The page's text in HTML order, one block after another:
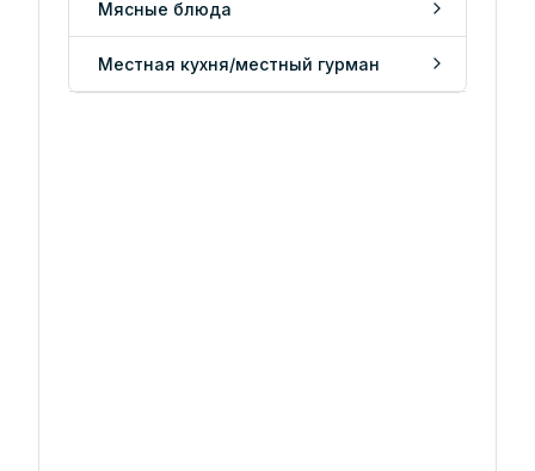
Мясные блюда
Местная кухня/местный гурман